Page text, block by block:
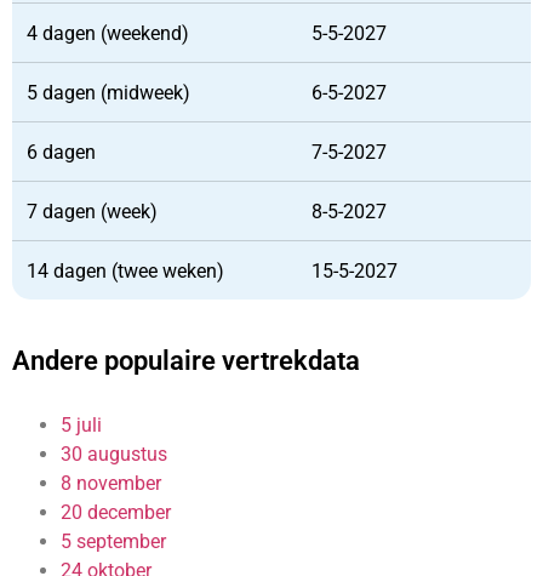
4 dagen (weekend) 5-5-2027
5 dagen (midweek) 6-5-2027
6 dagen 7-5-2027
7 dagen (week) 8-5-2027
14 dagen (twee weken) 15-5-2027
Andere populaire vertrekdata
5 juli
30 augustus
8 november
20 december
5 september
24 oktober